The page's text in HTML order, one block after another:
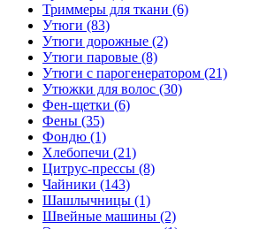
Триммеры для ткани (6)
Утюги (83)
Утюги дорожные (2)
Утюги паровые (8)
Утюги с парогенератором (21)
Утюжки для волос (30)
Фен-щетки (6)
Фены (35)
Фондю (1)
Хлебопечи (21)
Цитрус-прессы (8)
Чайники (143)
Шашлычницы (1)
Швейные машины (2)